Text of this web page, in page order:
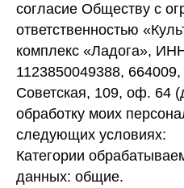
согласие Обществу с
ответственностью
комплекс «Ладога»,
1123850049388, 664009,
Советская, 109, оф. 64
обработку моих
следующих условиях:
Категории
данных: общие.